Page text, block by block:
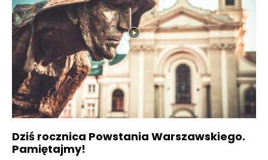
Dziś rocznica Powstania Warszawskiego.
Pamiętajmy!